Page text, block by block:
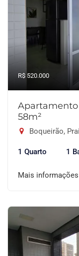
R$ 520.000
Apartamento
58m²
Boqueirão,
1 Quarto 1
Mais informações